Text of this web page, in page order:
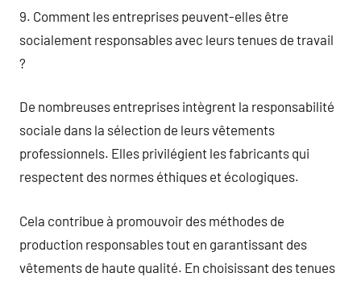
9. Comment les entreprises peuvent-elles être
socialement responsables avec leurs tenues de travail
?
De nombreuses entreprises intègrent la responsabilité
sociale dans la sélection de leurs vêtements
professionnels. Elles privilégient les fabricants qui
respectent des normes éthiques et écologiques.
Cela contribue à promouvoir des méthodes de
production responsables tout en garantissant des
vêtements de haute qualité. En choisissant des tenues